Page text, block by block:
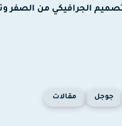
الجرافيكي من الصفر
جوجل مقالات